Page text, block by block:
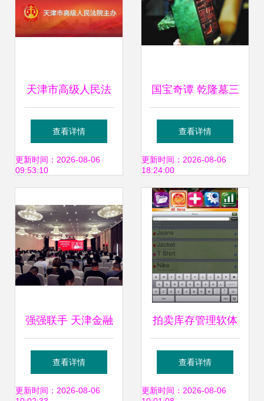
天津市高级人民法
院关于公开招募网
络司法拍卖辅助工
告
查看详情
更新时间：2026-08-06
09:53:10
国宝奇谭 乾隆墓三
珍的鬼市流转与天
价拍卖风云
查看详情
更新时间：2026-08-06
18:24:00
强强联手 天津金融
资产交易所与中国
拍卖行业协会共绘
查看详情
更新时间：2026-08-06
拍卖库存管理软体
Stocka 微型ERP解
决方案与
查看详情
更新时间：2026-08-06